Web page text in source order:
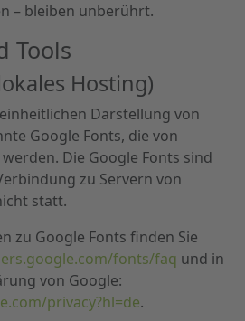
– bleiben unberührt.
Tools
Hosting)
Darstellung von
Google Fonts, die von
Die Google Fonts sind
zu Servern von
statt.
zu Google Fonts finden Sie
fonts/faq und in
von Google:
privacy?hl=de.